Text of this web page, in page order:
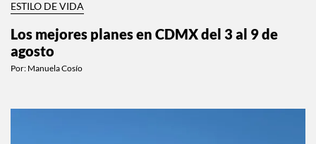
ESTILO DE VIDA
Los mejores planes en CDMX del 3 al 9 de
agosto
Por: Manuela Cosío